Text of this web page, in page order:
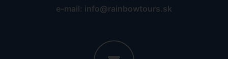
e-mail: info@rainbowtours.sk